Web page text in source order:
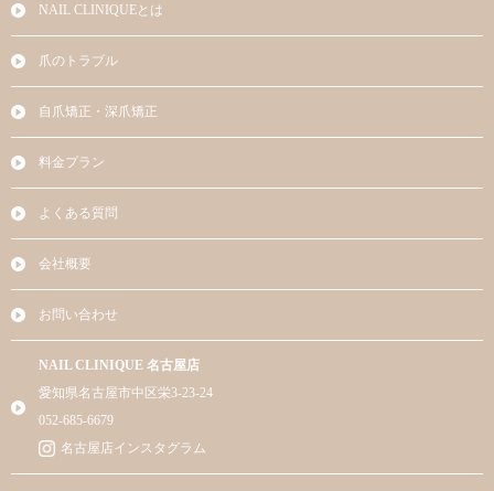
NAIL CLINIQUEとは
爪のトラブル
自爪矯正・深爪矯正
料金プラン
よくある質問
会社概要
お問い合わせ
NAIL CLINIQUE 名古屋店
愛知県名古屋市中区栄3-23-24
052-685-6679
名古屋店インスタグラム